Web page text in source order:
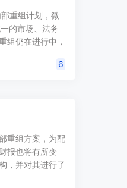
重组计划，微
的市场、法务
组仍在进行中，
6
重组方案，为配
报也将有所变
，并对其进行了